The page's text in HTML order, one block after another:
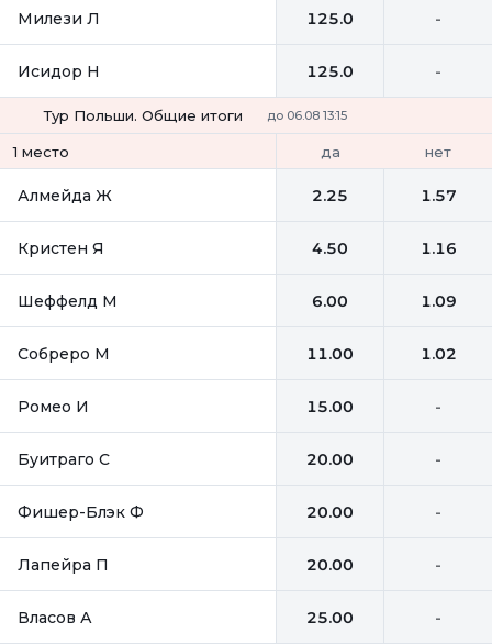
Милези Л 125.0 -
Исидор Н 125.0 -
Тур Польши. Общие итоги до 06.08 13:15
1 место да нет
Алмейда Ж 2.25 1.57
Кристен Я 4.50 1.16
Шеффелд М 6.00 1.09
Собреро М 11.00 1.02
Ромео И 15.00 -
Буитраго С 20.00 -
Фишер-Блэк Ф 20.00 -
Лапейра П 20.00 -
Власов А 25.00 -